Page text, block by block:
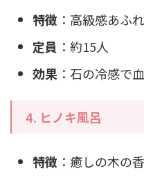
特徴 ：高級感あふ
定員 ：約15人
効果 ：石の冷感で
4. ヒノキ風呂
特徴 ：癒しの木の